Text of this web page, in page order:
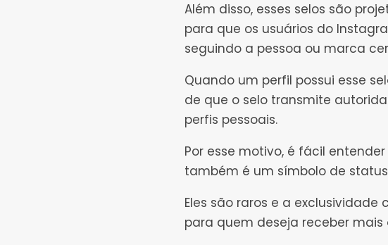
Além disso, esses selos são
para que os usuários do
seguindo a pessoa ou marca
Quando um perfil possui esse
de que o selo transmite
perfis pessoais.
Por esse motivo, é fácil
também é um símbolo de
Eles são raros e a
para quem deseja receber mais